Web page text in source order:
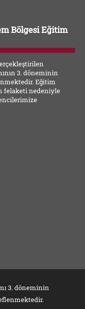
Bölgesi Eğitim
3. döneminin
Eğitim
felaketi nedeniyle
3. döneminin